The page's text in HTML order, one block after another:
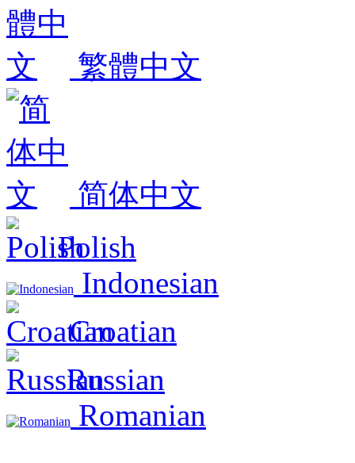
繁體中文
简体中文
Polish
Indonesian
Croatian
Russian
Romanian